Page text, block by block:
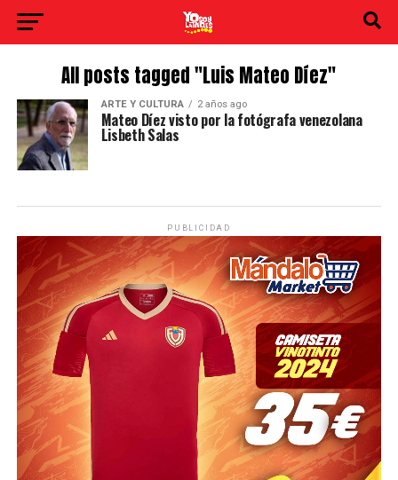
All posts tagged "Luis Mateo Díez"
ARTE Y CULTURA 2 años ago
Mateo Díez visto por la fotógrafa venezolana
Lisbeth Salas
PUBLICIDAD